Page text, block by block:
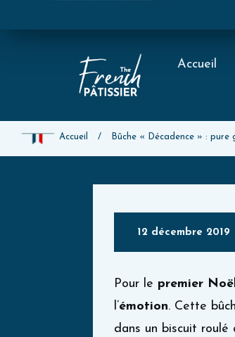
Accueil
Accueil / Bûche « Décadence » :
12 décembre 2019
Pour le premier
l’émotion. Cette
dans un biscuit roulé